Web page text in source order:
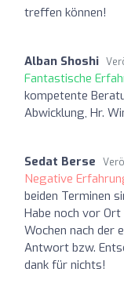
treffen können!
Alban Shoshi
Fantastische
kompetente
Abwicklung, Hr.
Sedat Berse
Negative
beiden Terminen
Habe noch vor
Wochen nach der
Antwort bzw.
dank für nichts!